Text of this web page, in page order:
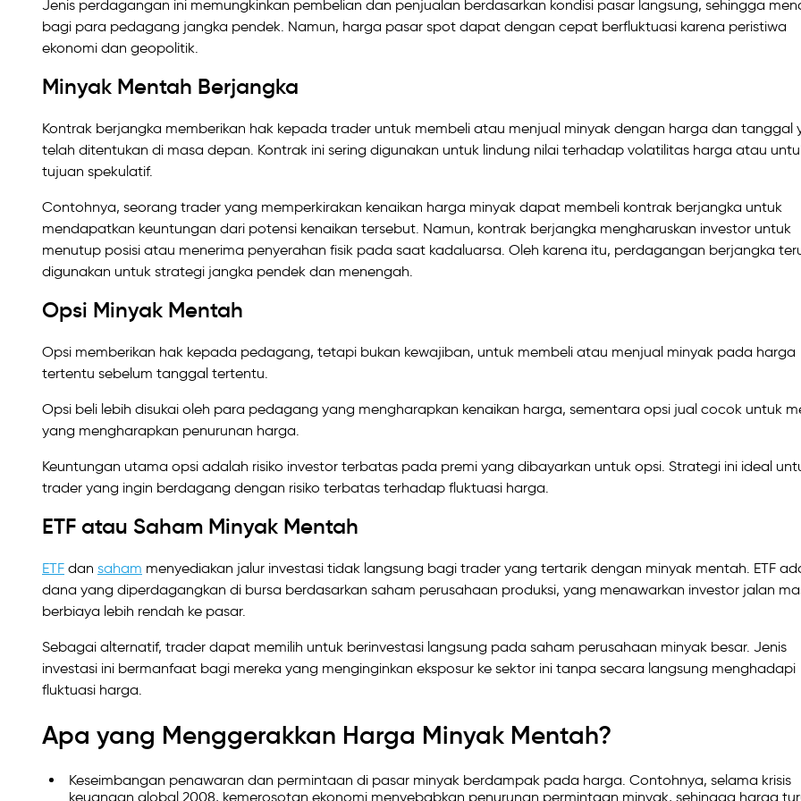
Jenis perdagangan ini memungkinkan pembelian dan penjualan berdasarkan kondisi pasar langsung, sehingga
bagi para pedagang jangka pendek. Namun, harga pasar spot dapat dengan cepat berfluktuasi karena peristiwa
ekonomi dan geopolitik.
Minyak Mentah Berjangka
Kontrak berjangka memberikan hak kepada trader untuk membeli atau menjual minyak dengan harga dan tanggal
telah ditentukan di masa depan. Kontrak ini sering digunakan untuk lindung nilai terhadap volatilitas harga atau
tujuan spekulatif.
Contohnya, seorang trader yang memperkirakan kenaikan harga minyak dapat membeli kontrak berjangka untuk
mendapatkan keuntungan dari potensi kenaikan tersebut. Namun, kontrak berjangka mengharuskan investor untuk
menutup posisi atau menerima penyerahan fisik pada saat kadaluarsa. Oleh karena itu, perdagangan berjangka
digunakan untuk strategi jangka pendek dan menengah.
Opsi Minyak Mentah
Opsi memberikan hak kepada pedagang, tetapi bukan kewajiban, untuk membeli atau menjual minyak pada harga
tertentu sebelum tanggal tertentu.
Opsi beli lebih disukai oleh para pedagang yang mengharapkan kenaikan harga, sementara opsi jual cocok untuk
yang mengharapkan penurunan harga.
Keuntungan utama opsi adalah risiko investor terbatas pada premi yang dibayarkan untuk opsi. Strategi ini ideal
trader yang ingin berdagang dengan risiko terbatas terhadap fluktuasi harga.
ETF atau Saham Minyak Mentah
ETF dan saham menyediakan jalur investasi tidak langsung bagi trader yang tertarik dengan minyak mentah. ETF
dana yang diperdagangkan di bursa berdasarkan saham perusahaan produksi, yang menawarkan investor jalan
berbiaya lebih rendah ke pasar.
Sebagai alternatif, trader dapat memilih untuk berinvestasi langsung pada saham perusahaan minyak besar. Jenis
investasi ini bermanfaat bagi mereka yang menginginkan eksposur ke sektor ini tanpa secara langsung menghadapi
fluktuasi harga.
Apa yang Menggerakkan Harga Minyak Mentah?
Keseimbangan penawaran dan permintaan di pasar minyak berdampak pada harga. Contohnya, selama krisis
keuangan global 2008, kemerosotan ekonomi menyebabkan penurunan permintaan minyak, sehingga harga